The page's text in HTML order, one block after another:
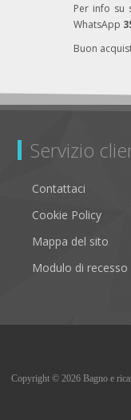
Per info su
WhatsApp
Buon
Servizio
Contattaci
Cookie Policy
Mappa del sito
Modulo di recesso
Copyright © 2026 Bagno e